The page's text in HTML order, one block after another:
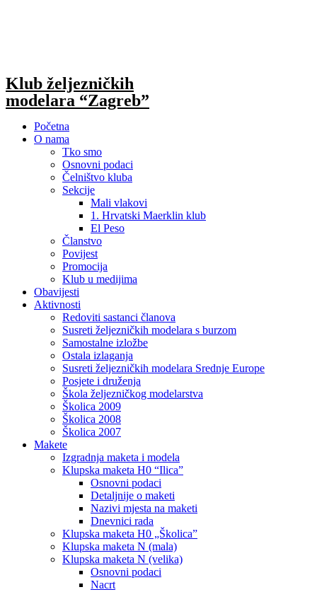
Klub željezničkih
modelara “Zagreb”
Početna
O nama
Tko smo
Osnovni podaci
Čelništvo kluba
Sekcije
Mali vlakovi
1. Hrvatski Maerklin klub
El Peso
Članstvo
Povijest
Promocija
Klub u medijima
Obavijesti
Aktivnosti
Redoviti sastanci članova
Susreti željezničkih modelara s burzom
Samostalne izložbe
Ostala izlaganja
Susreti željezničkih modelara Srednje Europe
Posjete i druženja
Škola željezničkog modelarstva
Školica 2009
Školica 2008
Školica 2007
Makete
Izgradnja maketa i modela
Klupska maketa H0 “Ilica”
Osnovni podaci
Detaljnije o maketi
Nazivi mjesta na maketi
Dnevnici rada
Klupska maketa H0 „Školica”
Klupska maketa N (mala)
Klupska maketa N (velika)
Osnovni podaci
Nacrt